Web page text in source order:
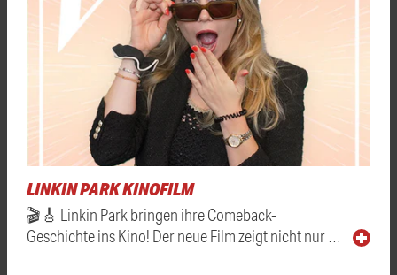
LINKIN PARK KINOFILM
🎬🎸 Linkin Park bringen ihre Comeback-
Geschichte ins Kino! Der neue Film zeigt nicht nur …